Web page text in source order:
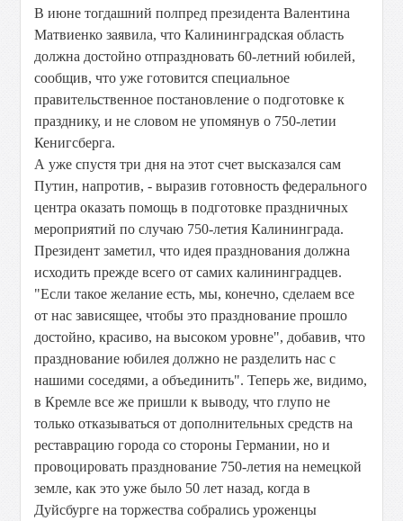
В июне тогдашний полпред президента Валентина
Матвиенко заявила, что Калининградская область
должна достойно отпраздновать 60-летний юбилей,
сообщив, что уже готовится специальное
правительственное постановление о подготовке к
празднику, и не словом не упомянув о 750-летии
Кенигсберга.
А уже спустя три дня на этот счет высказался сам
Путин, напротив, - выразив готовность федерального
центра оказать помощь в подготовке праздничных
мероприятий по случаю 750-летия Калининграда.
Президент заметил, что идея празднования должна
исходить прежде всего от самих калининградцев.
"Если такое желание есть, мы, конечно, сделаем все
от нас зависящее, чтобы это празднование прошло
достойно, красиво, на высоком уровне", добавив, что
празднование юбилея должно не разделить нас с
нашими соседями, а объединить". Теперь же, видимо,
в Кремле все же пришли к выводу, что глупо не
только отказываться от дополнительных средств на
реставрацию города со стороны Германии, но и
провоцировать празднование 750-летия на немецкой
земле, как это уже было 50 лет назад, когда в
Дуйсбурге на торжества собрались уроженцы